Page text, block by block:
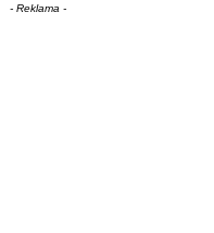
- Reklama -